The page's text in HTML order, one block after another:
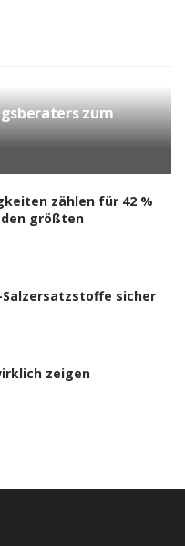
zum
zählen für 42 %
größten
Salzersatzstoffe sicher
zeigen